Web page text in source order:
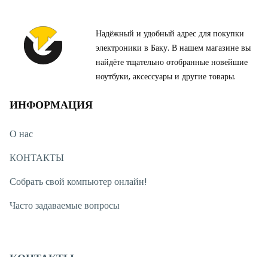
Надёжный и удобный адрес для покупки
электроники в Баку. В нашем магазине вы
найдёте тщательно отобранные новейшие
ноутбуки, аксессуары и другие товары.
ИНФОРМАЦИЯ
О нас
КОНТАКТЫ
Собрать свой компьютер онлайн!
Часто задаваемые вопросы